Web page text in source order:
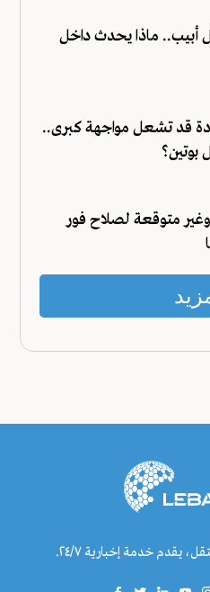
أبيب.. ماذا يحدث داخل
قد تشعل مواجهة كبرى..
بوتين؟
متوقعة لصلاح فور
يقدم خدمة إخبارية ٢٤/٧.